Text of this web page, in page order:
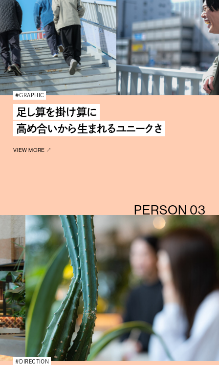
#GRAPHIC
足し算を掛け算に
高め合いから生まれるユニークさ
VIEW MORE ↗︎
PERSON 03
#DIRECTION